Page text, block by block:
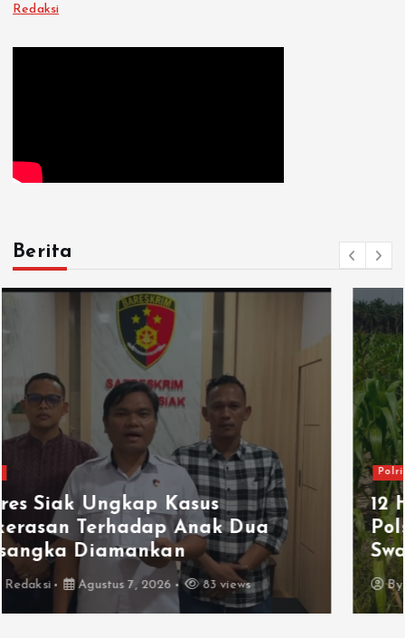
Redaksi
Berita
12 Hektare Jagung Jadi Tumpuan,
Polsek Kandis Bergerak Kawal
Swasembada Pangan
ByRedaksi Agustus 7, 2026 19 views